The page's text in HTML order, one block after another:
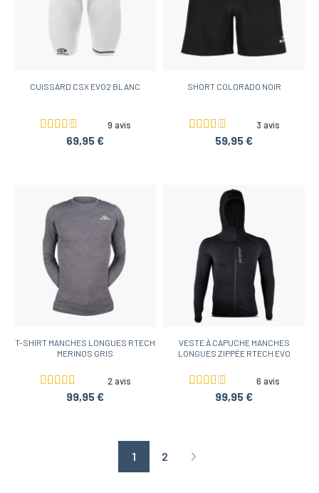
CUISSARD CSX EVO2 BLANC
9 avis
69,95 €
SHORT COLORADO NOIR
3 avis
59,95 €
T-SHIRT MANCHES LONGUES RTECH
MERINOS GRIS
2 avis
99,95 €
VESTE À CAPUCHE MANCHES
LONGUES ZIPPÉE RTECH EVO
6 avis
99,95 €
1 2 Page suivante